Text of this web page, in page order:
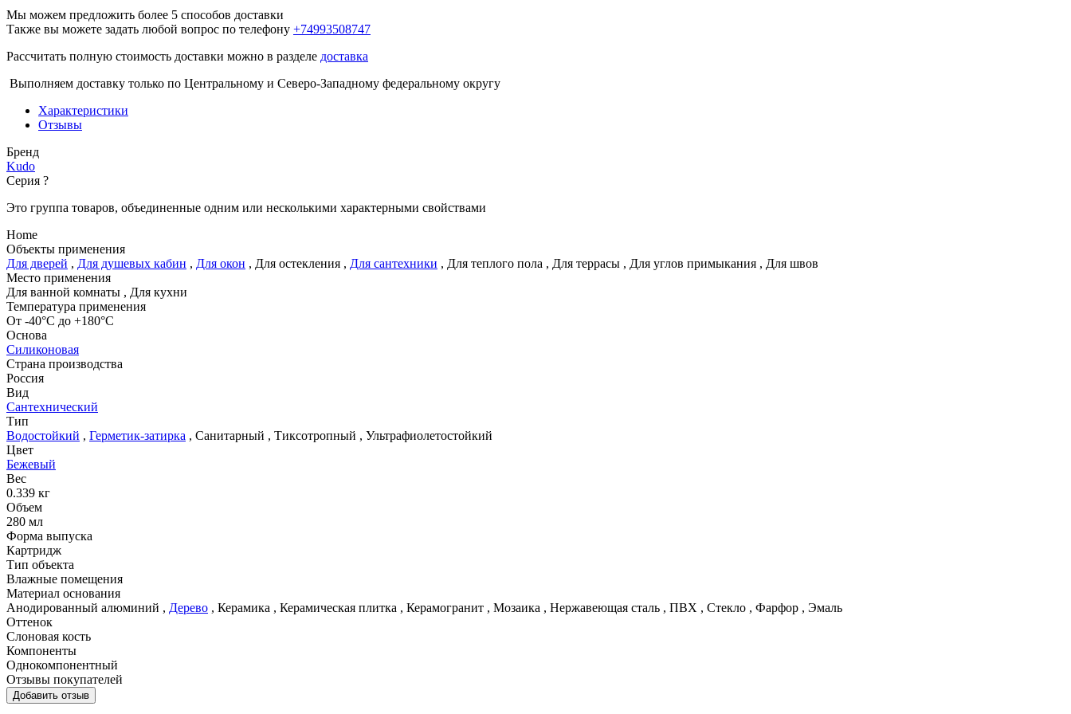
Мы можем предложить более 5 способов доставки
Также вы можете задать любой вопрос по телефону +74993508747
Рассчитать полную стоимость доставки можно в разделе доставка
Выполняем доставку только по Центральному и Северо-Западному федеральному округу
Характеристики
Отзывы
Бренд
Kudo
Серия ?
Это группа товаров, объединенные одним или несколькими характерными свойствами
Home
Объекты применения
Для дверей , Для душевых кабин , Для окон , Для остекления , Для сантехники , Для теплого пола , Для террасы , Для углов примыкания , Для швов
Место применения
Для ванной комнаты , Для кухни
Температура применения
От -40°С до +180°С
Основа
Силиконовая
Страна производства
Россия
Вид
Сантехнический
Тип
Водостойкий , Герметик-затирка , Санитарный , Тиксотропный , Ультрафиолетостойкий
Цвет
Бежевый
Вес
0.339 кг
Объем
280 мл
Форма выпуска
Картридж
Тип объекта
Влажные помещения
Материал основания
Анодированный алюминий , Дерево , Керамика , Керамическая плитка , Керамогранит , Мозаика , Нержавеющая сталь , ПВХ , Стекло , Фарфор , Эмаль
Оттенок
Слоновая кость
Компоненты
Однокомпонентный
Отзывы покупателей
Добавить отзыв